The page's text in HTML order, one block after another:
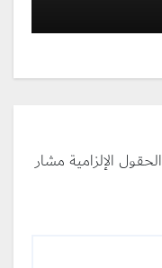
الحقول الإلزامية مشار